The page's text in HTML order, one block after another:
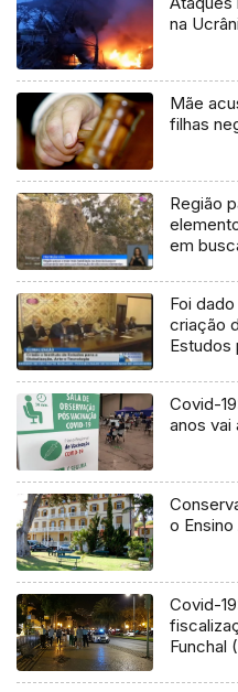
na
Mãe
filhas
Região
em
Foi
criação
Estudos
Covid-
anos vai
o
Covid-
Funchal